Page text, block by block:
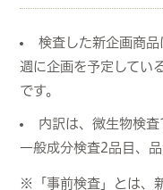
検査した新企画商
週に企画を予定してい
です。
内訳は、微生物検
一般成分検査2品目、
※「事前検査」とは、